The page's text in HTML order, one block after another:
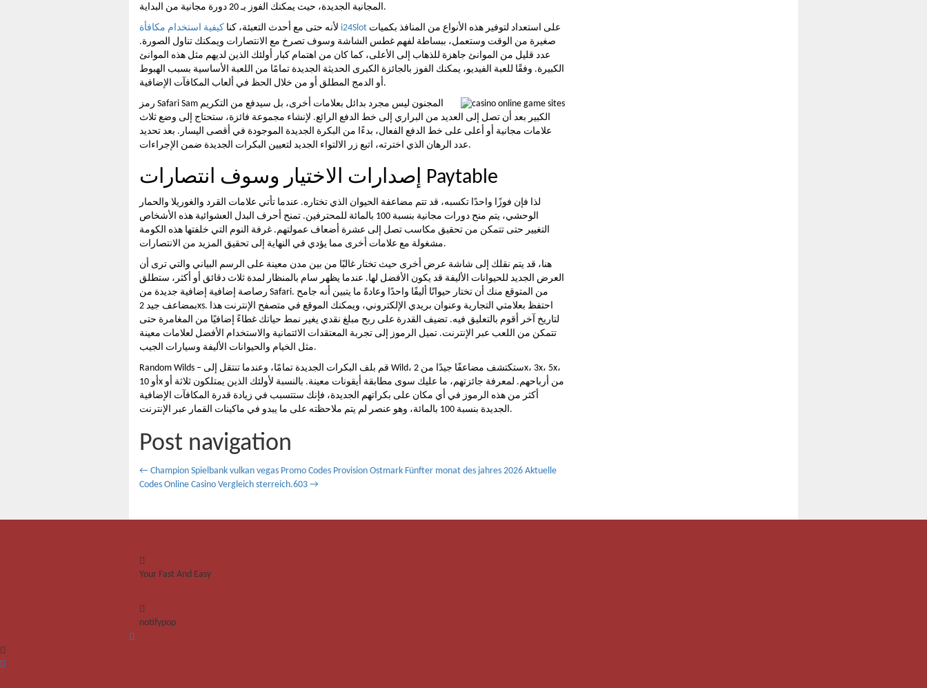
المجانية الجديدة، حيث يمكنك الفوز بـ 20 دورة مجانية من البداية.
لأنه حتى مع أحدث التعبئة، كنا كيفية استخدام مكافأة i24Slot
صغيرة من الوقت وستعمل، ببساطة لفهم غطس الشاشة وسوف تصرخ مع الانتصارات ويمكنك تناول الصورة.
عدد قليل من الموانئ جاهزة للذهاب إلى الأعلى، كما كان من اهتمام كبار أولئك الذين لديهم مثل هذه الموانئ
الكبيرة. وفقًا للعبة الفيديو، يمكنك الفوز بالجائزة الكبرى الحديثة الجديدة تمامًا من اللعبة الأساسية بسبب الهبوط
أو الدمج المطلق أو من خلال الحظ في ألعاب المكافآت الإضافية.
رمز Safari Sam المجنون ليس مجرد بدائل بعلامات أخرى، بل سيدفع من التكريم
الكبير بعد أن تصل إلى العديد من البراري إلى خط الدفع الرائع. لإنشاء مجموعة فائزة، ستحتاج إلى وضع ثلاث
علامات مجانية أو أعلى على خط الدفع الفعال، بدءًا من البكرة الجديدة الموجودة في أقصى اليسار. بعد تحديد
عدد الرهان الذي اخترته، اتبع زر الالتواء الجديد لتعيين البكرات الجديدة ضمن الإجراءات.
إصدارات الاختيار وسوف انتصارات Paytable
لذا فإن فوزًا واحدًا تكسبه، قد تتم مضاعفة الحيوان الذي تختاره. عندما تأتي علامات القرد والغوريلا والحمار
الوحشي، يتم منح دورات مجانية بنسبة 100 بالمائة للمحترفين. تمنح أحرف البدل العشوائية هذه الأشخاص
التغيير حتى تتمكن من تحقيق مكاسب تصل إلى عشرة أضعاف عمولتهم. غرفة النوم التي خلفتها هذه الكومة
مشغولة مع علامات أخرى مما يؤدي في النهاية إلى تحقيق المزيد من الانتصارات.
هنا، قد يتم نقلك إلى شاشة عرض أخرى حيث تختار غالبًا من بين مدن معينة على الرسم البياني والتي ترى أن
العرض الجديد للحيوانات الأليفة قد يكون الأفضل لها. عندما يظهر سام بالمنظار لمدة ثلاث دقائق أو أكثر، ستطلق
رصاصة إضافية إضافية جديدة من Safari. من المتوقع منك أن تختار حيوانًا أليفًا واحدًا وعادةً ما يتبين أنه جامح
بمضاعف جيد 2xs. احتفظ بعلامتي التجارية وعنوان بريدي الإلكتروني، ويمكنك الموقع في متصفح الإنترنت هذا
لتاريخ آخر أقوم بالتعليق فيه. تضيف القدرة على ربح مبلغ نقدي يغير نمط حياتك غطاءً إضافيًا من المغامرة حتى
تتمكن من اللعب عبر الإنترنت. تميل الرموز إلى تجربة المعتقدات الائتمانية والاستخدام الأفضل لعلامات معينة
مثل الخيام والحيوانات الأليفة وسيارات الجيب.
Random Wilds – قم بلف البكرات الجديدة تمامًا، وعندما تنتقل إلى Wild، ستكتشف مضاعفًا جيدًا من 2x، 3x، 5x،
أو 10x من أرباحهم. لمعرفة جائزتهم، ما عليك سوى مطابقة أيقونات معينة. بالنسبة لأولئك الذين يمتلكون ثلاثة أو
أكثر من هذه الرموز في أي مكان على بكراتهم الجديدة، فإنك ستتسبب في زيادة قدرة المكافآت الإضافية
الجديدة بنسبة 100 بالمائة، وهو عنصر لم يتم ملاحظته على ما يبدو في ماكينات القمار عبر الإنترنت.
Post navigation
← Champion Spielbank vulkan vegas Promo Codes Provision Ostmark Fünfter monat des jahres 2026 Aktuelle
Codes Online Casino Vergleich sterreich.603 →
Your Fast And Easy
notifypop